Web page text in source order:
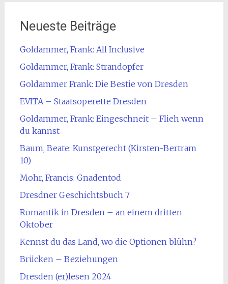
Neueste Beiträge
Goldammer, Frank: All Inclusive
Goldammer, Frank: Strandopfer
Goldammer Frank: Die Bestie von Dresden
EVITA – Staatsoperette Dresden
Goldammer, Frank: Eingeschneit – Flieh wenn
du kannst
Baum, Beate: Kunstgerecht (Kirsten-Bertram
10)
Mohr, Francis: Gnadentod
Dresdner Geschichtsbuch 7
Romantik in Dresden – an einem dritten
Oktober
Kennst du das Land, wo die Optionen blühn?
Brücken – Beziehungen
Dresden (er)lesen 2024